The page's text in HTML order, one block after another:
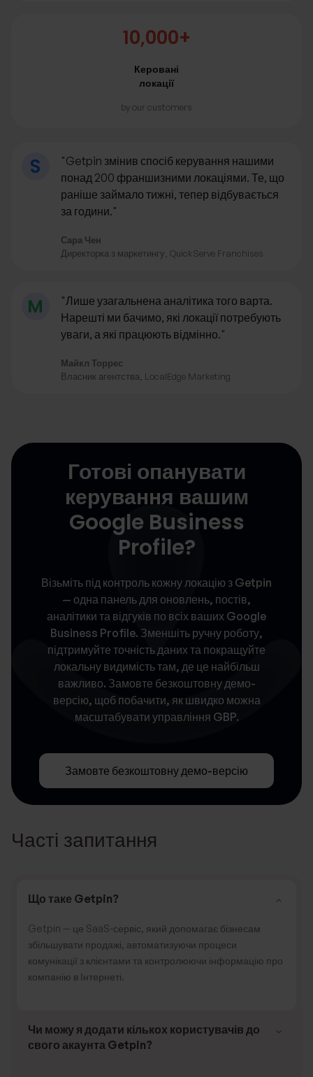
10,000+
Керовані
локації
by our customers
"Getpin змінив спосіб керування нашими
понад 200 франшизними локаціями. Те, що
раніше займало тижні, тепер відбувається
за години."
Сара Чен
Директорка з маркетингу, QuickServe Franchises
"Лише узагальнена аналітика того варта.
Нарешті ми бачимо, які локації потребують
уваги, а які працюють відмінно."
Майкл Торрес
Власник агентства, LocalEdge Marketing
Готові опанувати
керування вашим
Google Business
Profile?
Візьміть під контроль кожну локацію з Getpin
— одна панель для оновлень, постів,
аналітики та відгуків по всіх ваших Google
Business Profile. Зменшіть ручну роботу,
підтримуйте точність даних та покращуйте
локальну видимість там, де це найбільш
важливо. Замовте безкоштовну демо-
версію, щоб побачити, як швидко можна
масштабувати управління GBP.
Замовте безкоштовну демо-версію
Часті запитання
Що таке Getpin?
Getpin — це SaaS-сервіс, який допомагає бізнесам
збільшувати продажі, автоматизуючи процеси
комунікації з клієнтами та контролюючи інформацію про
компанію в Інтернеті.
Чи можу я додати кількох користувачів до
свого акаунта Getpin?